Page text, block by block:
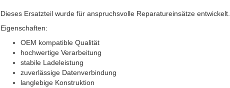
Dieses Ersatzteil wurde für anspruchsvolle Reparatureinsätze entwickelt.
Eigenschaften:
OEM kompatible Qualität
hochwertige Verarbeitung
stabile Ladeleistung
zuverlässige Datenverbindung
langlebige Konstruktion